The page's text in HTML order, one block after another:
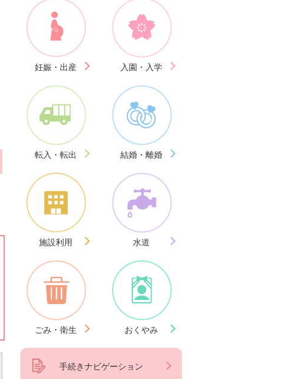
妊娠・出産 入園・入学
転入・転出 結婚・離婚
施設利用 水道
ごみ・衛生 おくやみ
手続きナビゲーション